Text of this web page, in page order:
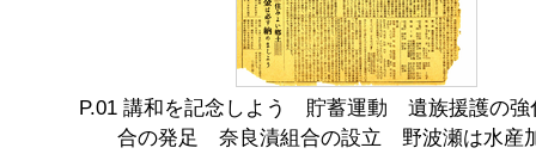
講和を記念しよう 貯蓄運動 遺族援護の
合の発足 奈良漬組合の設立 野波瀬は水産